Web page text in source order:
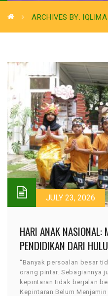
ARCHIVES BY:
JULY 23, 2026
HARI ANAK NASIONAL:
PENDIDIKAN DARI
“Banyak persoalan besar
orang pintar. Sebagiannya
kepintaran tidak berjalan
Kepintaran Belum